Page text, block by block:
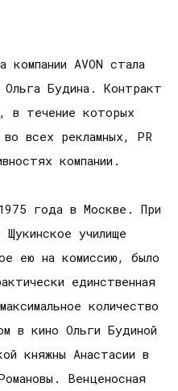
компании AVON стала
Ольга Будина. Контракт
в течение которых
всех рекламных, PR
компании.
года в Москве. При
училище
ею на комиссию, было
единственная
количество
в кино Ольги Будиной
княжны Анастасии в
Венценосная